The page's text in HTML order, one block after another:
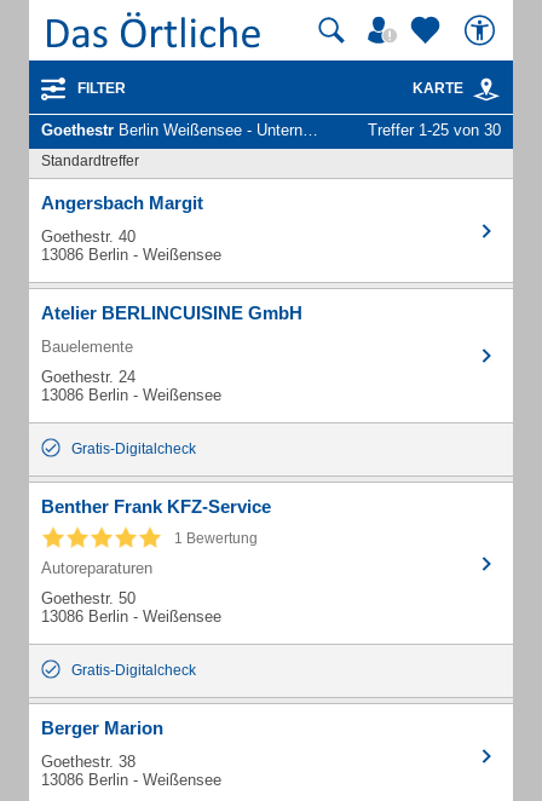
FILTER KARTE
Goethestr Berlin Weißensee - Unternehmen und Personen Treffer 1-25 von 30
Standardtreffer
Angersbach Margit
Goethestr. 40
13086 Berlin - Weißensee
Atelier BERLINCUISINE GmbH
Bauelemente
Goethestr. 24
13086 Berlin - Weißensee
Gratis-Digitalcheck
Benther Frank KFZ-Service
1 Bewertung
Autoreparaturen
Goethestr. 50
13086 Berlin - Weißensee
Gratis-Digitalcheck
Berger Marion
Goethestr. 38
13086 Berlin - Weißensee